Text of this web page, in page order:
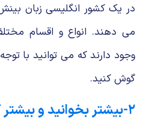
در یک کشور انگلیسی زبان
می دهند. انواع و اقسام
وجود دارند که می توانید با
گوش کنید.
۲-بیشتر بخوانید و بیشتر گوش کنید